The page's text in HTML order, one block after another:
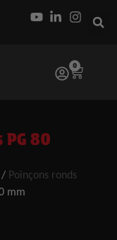
0
PG 80
/ Poinçons ronds
mm